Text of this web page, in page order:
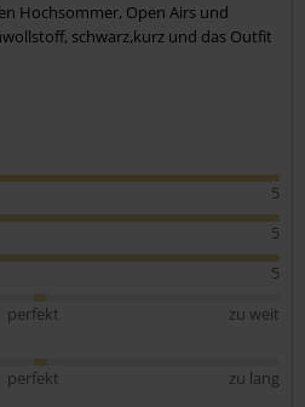
Hochsommer, Open Airs und
schwarz,kurz und das Outfit
5
5
5
perfekt
zu weit
perfekt zu lang